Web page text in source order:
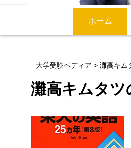
ホーム
大学受験ペディア > 灘高キム
灘高キムタツ